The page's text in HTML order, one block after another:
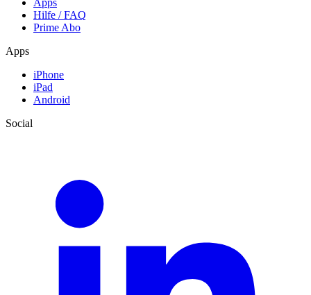
Hilfe / FAQ
Prime Abo
Apps
iPhone
iPad
Android
Social